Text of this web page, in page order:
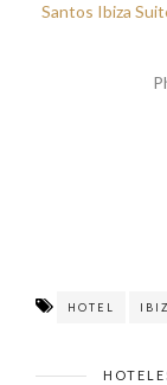
Santos Ibiza
HOTEL